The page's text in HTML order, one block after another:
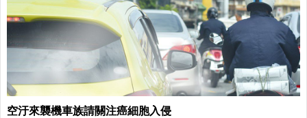
空汙來襲機車族請關注癌細胞入侵